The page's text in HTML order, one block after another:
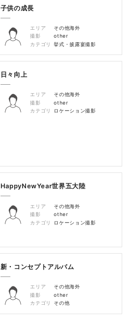
子供の成長
エリア
その他海外
撮影
other
カテゴリ
挙式・披露宴撮影
日々向上
エリア
その他海外
撮影
other
カテゴリ
ロケーション撮影
HappyNewYear世界五大陸
エリア
その他海外
撮影
other
カテゴリ
ロケーション撮影
新・コンセプトアルバム
エリア
その他海外
撮影
other
カテゴリ
その他